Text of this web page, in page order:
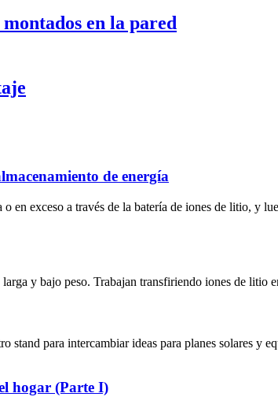
en la pared
de energía
en exceso a través de la batería de iones de litio, y
y bajo peso. Trabajan transfiriendo iones de litio
para intercambiar ideas para planes solares y
hogar (Parte I)